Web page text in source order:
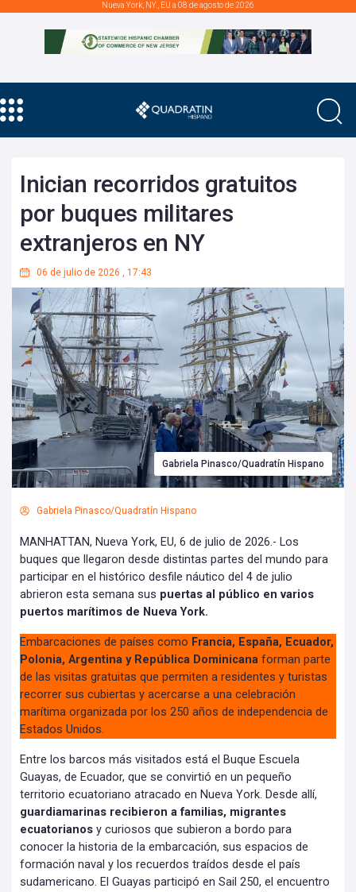
Nueva York, NY., EU a 08 de agosto de 2026
Inician recorridos gratuitos
por buques militares
extranjeros en NY
06 de julio de 2026 , 17:43
Gabriela Pinasco/Quadratín Hispano
Gabriela Pinasco/Quadratín Hispano
MANHATTAN, Nueva York, EU, 6 de julio de 2026.- Los
buques que llegaron desde distintas partes del mundo para
participar en el histórico desfile náutico del 4 de julio
abrieron esta semana sus puertas al público en varios
puertos marítimos de Nueva York.
Embarcaciones de países como Francia, España, Ecuador,
Polonia, Argentina y República Dominicana forman parte
de las visitas gratuitas que permiten a residentes y turistas
recorrer sus cubiertas y acercarse a una celebración
marítima organizada por los 250 años de independencia de
Estados Unidos.
Entre los barcos más visitados está el Buque Escuela
Guayas, de Ecuador, que se convirtió en un pequeño
territorio ecuatoriano atracado en Nueva York. Desde allí,
guardiamarinas recibieron a familias, migrantes
ecuatorianos y curiosos que subieron a bordo para
conocer la historia de la embarcación, sus espacios de
formación naval y los recuerdos traídos desde el país
sudamericano. El Guayas participó en Sail 250, el encuentro